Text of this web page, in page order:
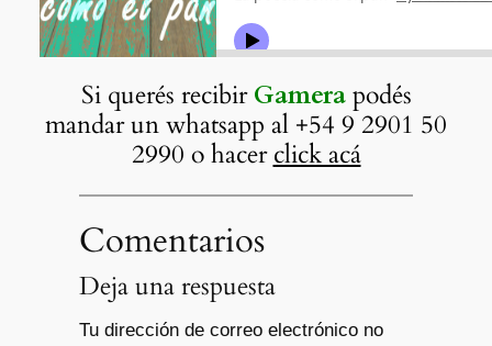
Si querés recibirGamerapodés
mandar un whatsapp al +54 9 2901 50
2990 o hacerclick acá
Comentarios
Deja una respuesta
Tu dirección de correo electrónico no